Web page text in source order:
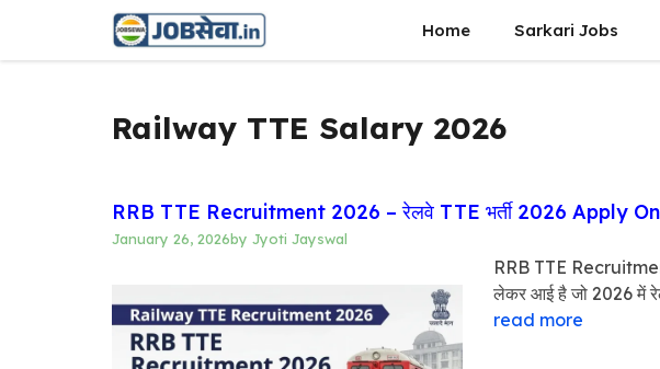
content
Home Sarkari Jobs
Railway TTE Salary 2026
RRB TTE Recruitment 2026 – रेलवे TTE भर्ती 2026 Apply
January 26, 2026by Jyoti Jayswal
RRB TTE
लेकर आई है जो 2026 में
read more